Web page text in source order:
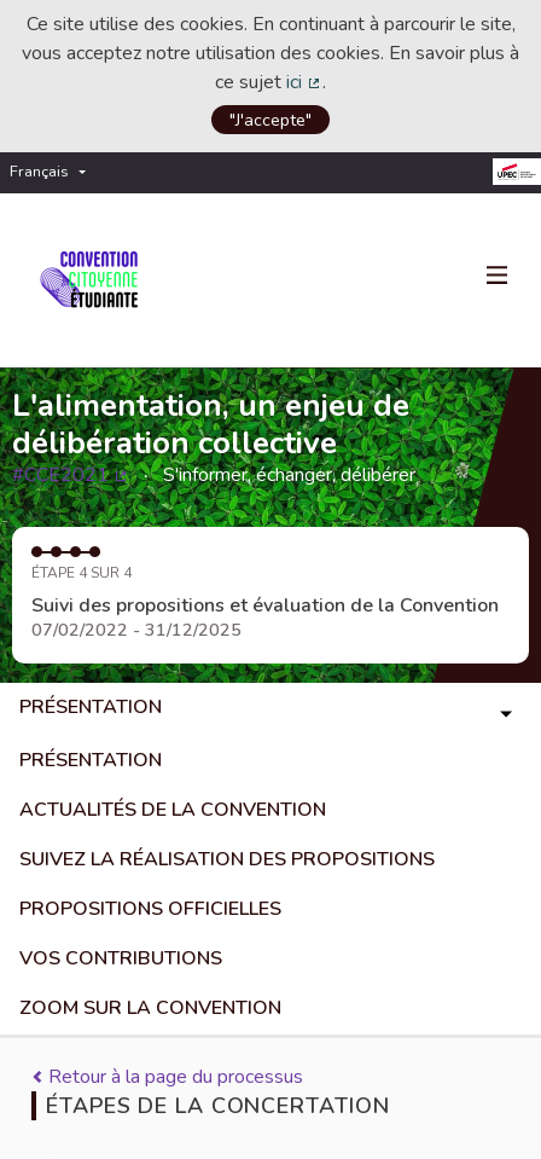
Ce site utilise des cookies. En continuant à parcourir le site,
vous acceptez notre utilisation des cookies. En savoir plus à
ce sujetici
(Lien externe)
.
"J'accepte"
Français Choisir la langue
L'alimentation, un enjeu de
délibération collective
#CCE2021
(Lien externe)
S'informer, échanger, délibérer
ÉTAPE 4 SUR 4
Suivi des propositions et évaluation de la Convention
07/02/2022 - 31/12/2025
PRÉSENTATION
PRÉSENTATION
ACTUALITÉS DE LA CONVENTION
SUIVEZ LA RÉALISATION DES PROPOSITIONS
PROPOSITIONS OFFICIELLES
VOS CONTRIBUTIONS
ZOOM SUR LA CONVENTION
Retour à la page du processus
ÉTAPES DE LA CONCERTATION